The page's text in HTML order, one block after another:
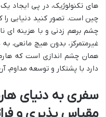
های تکنولوژیک، در پی ایجاد
چین است. تصور کنید دنیایی را
چشم برهم زدنی و با هزینه ای
غیرمتمرکز، بدون هیچ مانعی،
همان چشم اندازی است که
دارد با پشتکار و توسعه مداوم،